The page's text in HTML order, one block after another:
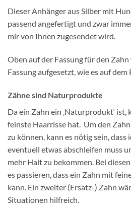
Dieser Anhänger aus Silber mit
passend angefertigt und zwar
mir von Ihnen zugesendet wird.
Oben auf der Fassung für den
Fassung aufgesetzt, wie es auf dem
Zähne sind Naturprodukte
Da ein Zahn ein ‚Naturprodukt‘ ist,
feinste Haarrisse hat. Um den
zu können, kann es nötig sein, dass
eventuell etwas abschleifen muss
mehr Halt zu bekommen. Bei
es passieren, dass ein Zahn mit
kann. Ein zweiter (Ersatz-) Zahn
Situationen hilfreich.